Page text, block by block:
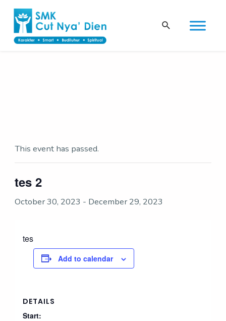
Skip
content
Search
This event has passed.
tes 2
October 30, 2023 - December 29, 2023
tes
Add to calendar
DETAILS
Start: